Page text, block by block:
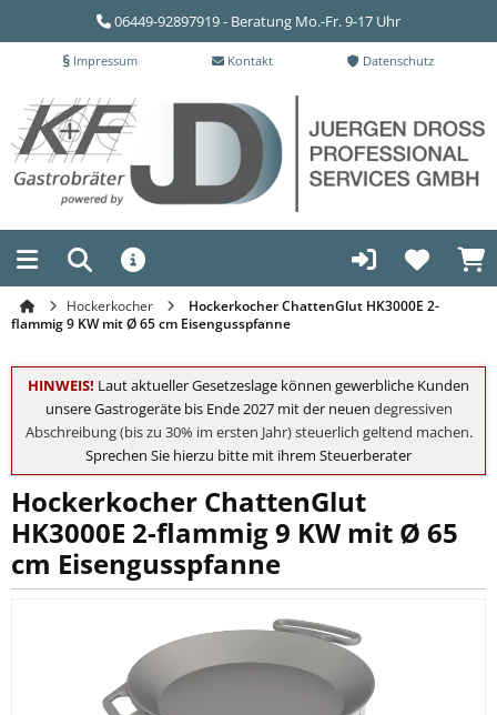
06449-92897919 - Beratung Mo.-Fr. 9-17 Uhr
Impressum Kontakt Datenschutz
Hockerkocher
Hockerkocher ChattenGlut HK3000E 2-
flammig 9 KW mit Ø 65 cm Eisengusspfanne
HINWEIS! Laut aktueller Gesetzeslage können gewerbliche Kunden
unsere Gastrogeräte bis Ende 2027 mit der neuen degressiven
Abschreibung (bis zu 30% im ersten Jahr) steuerlich geltend machen.
Sprechen Sie hierzu bitte mit ihrem Steuerberater
Hockerkocher ChattenGlut
HK3000E 2-flammig 9 KW mit Ø 65
cm Eisengusspfanne